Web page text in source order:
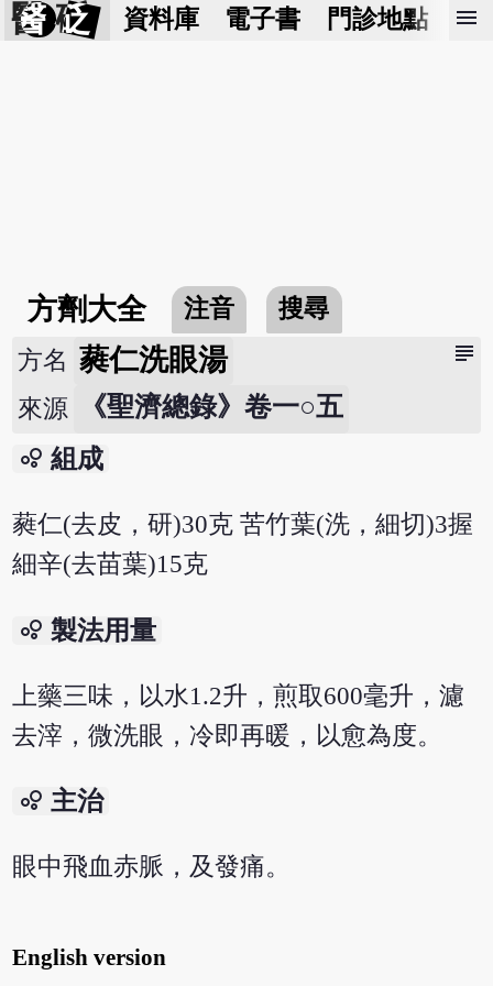
醫 砭 資料庫 電子書 門診地點 預
menu
方劑大全 注音 搜尋
subject
方名 蕤仁洗眼湯
來源 《聖濟總錄》卷一○五
bubble_chart 組成
蕤仁(去皮，研)30克 苦竹葉(洗，細切)3握
細辛(去苗葉)15克
bubble_chart 製法用量
上藥三味，以水1.2升，煎取600毫升，濾
去滓，微洗眼，冷即再暖，以愈為度。
bubble_chart 主治
眼中飛血赤脈，及發痛。
English version